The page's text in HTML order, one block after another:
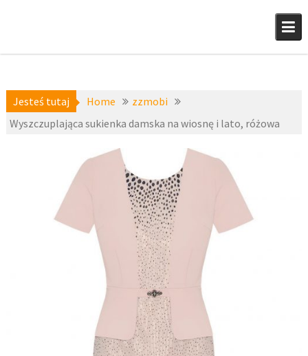
Jesteś tutaj Home
zzmobi
Wyszczuplająca sukienka damska na wiosnę i lato, różowa
2015
fashion4u.pl
niedostepne,
zzmobi